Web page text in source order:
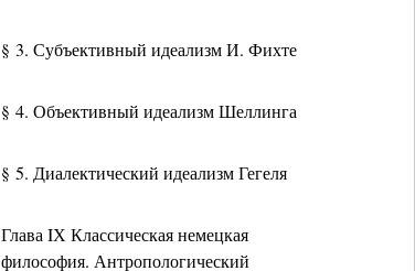
§ 3. Субъективный идеализм И. Фихте
§ 4. Объективный идеализм Шеллинга
§ 5. Диалектический идеализм Гегеля
Глава IХ Классическая немецкая
философия. Антропологический